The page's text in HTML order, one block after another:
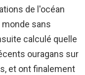
de l'océan
sans
calculé quelle
ouragans sur
et ont finalement